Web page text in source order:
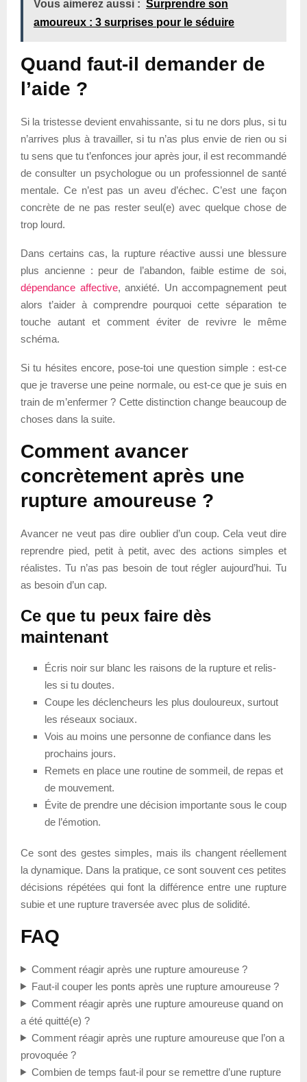
Vous aimerez aussi : Surprendre son
amoureux : 3 surprises pour le séduire
Quand faut-il demander de
l’aide ?
Si la tristesse devient envahissante, si tu ne dors plus, si tu
n’arrives plus à travailler, si tu n’as plus envie de rien ou si
tu sens que tu t’enfonces jour après jour, il est recommandé
de consulter un psychologue ou un professionnel de santé
mentale. Ce n’est pas un aveu d’échec. C’est une façon
concrète de ne pas rester seul(e) avec quelque chose de
trop lourd.
Dans certains cas, la rupture réactive aussi une blessure
plus ancienne : peur de l’abandon, faible estime de soi,
dépendance affective, anxiété. Un accompagnement peut
alors t’aider à comprendre pourquoi cette séparation te
touche autant et comment éviter de revivre le même
schéma.
Si tu hésites encore, pose-toi une question simple : est-ce
que je traverse une peine normale, ou est-ce que je suis en
train de m’enfermer ? Cette distinction change beaucoup de
choses dans la suite.
Comment avancer
concrètement après une
rupture amoureuse ?
Avancer ne veut pas dire oublier d’un coup. Cela veut dire
reprendre pied, petit à petit, avec des actions simples et
réalistes. Tu n’as pas besoin de tout régler aujourd’hui. Tu
as besoin d’un cap.
Ce que tu peux faire dès
maintenant
Écris noir sur blanc les raisons de la rupture et relis-
les si tu doutes.
Coupe les déclencheurs les plus douloureux, surtout
les réseaux sociaux.
Vois au moins une personne de confiance dans les
prochains jours.
Remets en place une routine de sommeil, de repas et
de mouvement.
Évite de prendre une décision importante sous le coup
de l’émotion.
Ce sont des gestes simples, mais ils changent réellement
la dynamique. Dans la pratique, ce sont souvent ces petites
décisions répétées qui font la différence entre une rupture
subie et une rupture traversée avec plus de solidité.
FAQ
Comment réagir après une rupture amoureuse ?
Faut-il couper les ponts après une rupture amoureuse ?
Comment réagir après une rupture amoureuse quand on
a été quitté(e) ?
Comment réagir après une rupture amoureuse que l’on a
provoquée ?
Combien de temps faut-il pour se remettre d’une rupture